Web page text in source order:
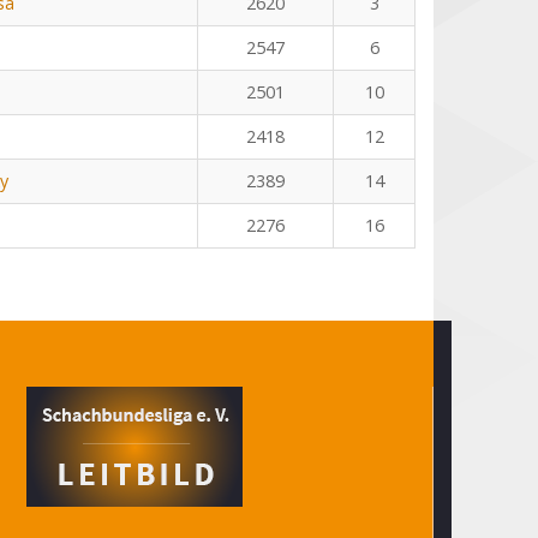
2547
6
2501
10
2418
12
2389
14
2276 16